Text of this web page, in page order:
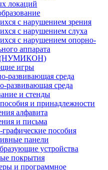
локаций
с нарушением зрения
с нарушением слуха
с нарушением опорно-
аппарата
(НУМИКОН)
игры
развивающая среда
развивающая среда
и стенды
и принадлежности
алфавита
и письма
пособия
панели
устройства
покрытия
и программное